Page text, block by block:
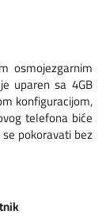
osmojezgarnim
uparen sa 4GB
konfiguracijom,
telefona biće
pokoravati bez